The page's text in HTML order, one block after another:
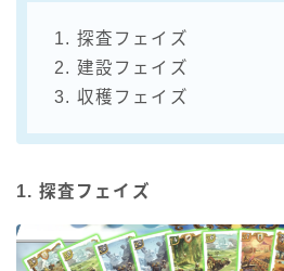
1. 探査フェイズ
2. 建設フェイズ
3. 収穫フェイズ
1. 探査フェイズ